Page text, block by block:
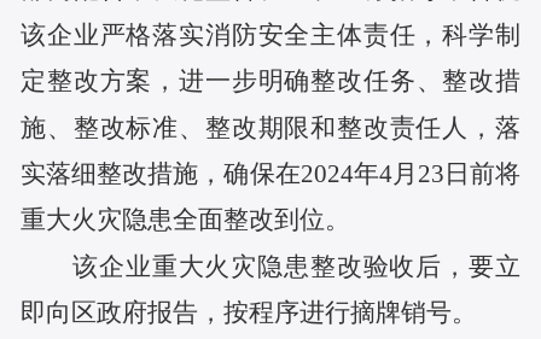
该企业严格落实消防安全主体责任，科学制
定整改方案，进一步明确整改任务、整改措
施、整改标准、整改期限和整改责任人， 落
实落细整改措施，确保在2024年4月23日前将
重大火灾隐患全面整改到位。
该企业重大火灾隐患整改验收后，要立
即向区政府报告，按程序进行摘牌销号。